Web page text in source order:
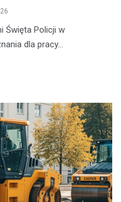
Święta Policji w
dla pracy…